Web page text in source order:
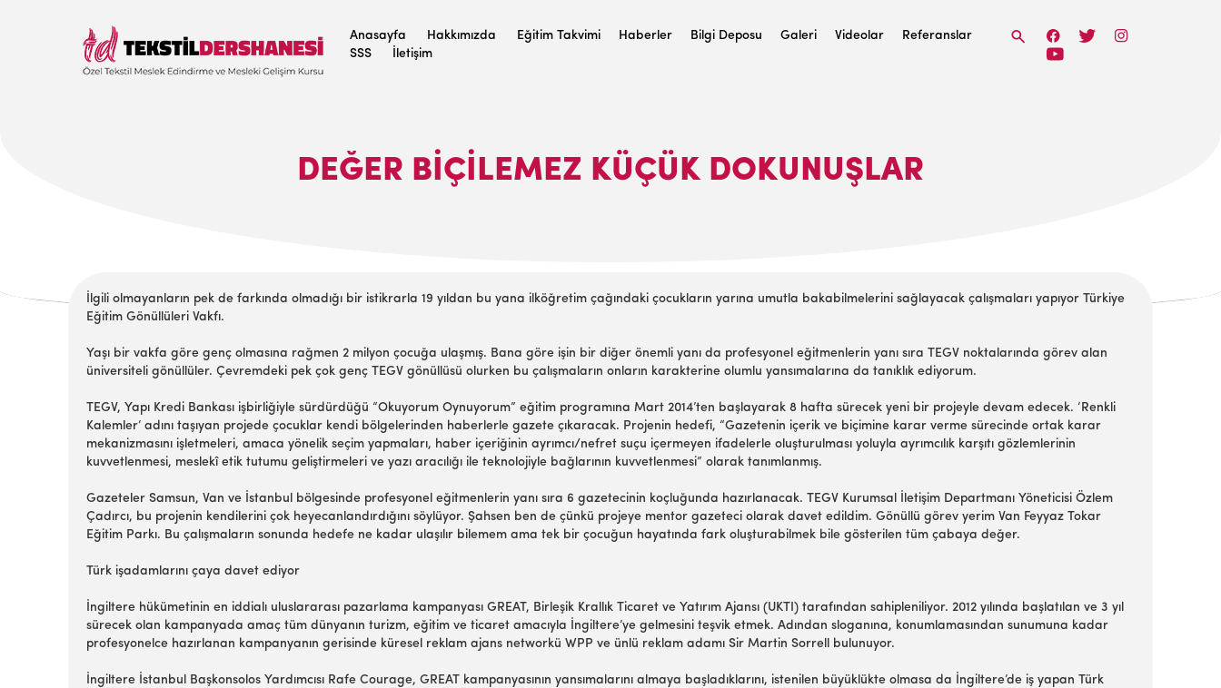
Anasayfa Hakkımızda Eğitim Takvimi Haberler Bilgi Deposu Galeri Videolar
Referanslar
SSS
İletişim
DEĞER BIÇILEMEZ KÜÇÜK DOKUNUŞLAR
İlgili olmayanların pek de farkında olmadığı bir istikrarla 19 yıldan bu yana ilköğretim çağındaki çocukların yarına umutla bakabilmelerini sağlayacak çalışmaları yapıyor Türkiye
Eğitim Gönüllüleri Vakfı.
Yaşı bir vakfa göre genç olmasına rağmen 2 milyon çocuğa ulaşmış. Bana göre işin bir diğer önemli yanı da profesyonel eğitmenlerin yanı sıra TEGV noktalarında görev alan
üniversiteli gönüllüler. Çevremdeki pek çok genç TEGV gönüllüsü olurken bu çalışmaların onların karakterine olumlu yansımalarına da tanıklık ediyorum.
TEGV, Yapı Kredi Bankası işbirliğiyle sürdürdüğü “Okuyorum Oynuyorum” eğitim programına Mart 2014’ten başlayarak 8 hafta sürecek yeni bir projeyle devam edecek. ‘Renkli
Kalemler’ adını taşıyan projede çocuklar kendi bölgelerinden haberlerle gazete çıkaracak. Projenin hedefi, “Gazetenin içerik ve biçimine karar verme sürecinde ortak karar
mekanizmasını işletmeleri, amaca yönelik seçim yapmaları, haber içeriğinin ayrımcı/nefret suçu içermeyen ifadelerle oluşturulması yoluyla ayrımcılık karşıtı gözlemlerinin
kuvvetlenmesi, meslekî etik tutumu geliştirmeleri ve yazı aracılığı ile teknolojiyle bağlarının kuvvetlenmesi” olarak tanımlanmış.
Gazeteler Samsun, Van ve İstanbul bölgesinde profesyonel eğitmenlerin yanı sıra 6 gazetecinin koçluğunda hazırlanacak. TEGV Kurumsal İletişim Departmanı Yöneticisi Özlem
Çadırcı, bu projenin kendilerini çok heyecanlandırdığını söylüyor. Şahsen ben de çünkü projeye mentor gazeteci olarak davet edildim. Gönüllü görev yerim Van Feyyaz Tokar
Eğitim Parkı. Bu çalışmaların sonunda hedefe ne kadar ulaşılır bilemem ama tek bir çocuğun hayatında fark oluşturabilmek bile gösterilen tüm çabaya değer.
Türk işadamlarını çaya davet ediyor
İngiltere hükümetinin en iddialı uluslararası pazarlama kampanyası GREAT, Birleşik Krallık Ticaret ve Yatırım Ajansı (UKTI) tarafından sahipleniliyor. 2012 yılında başlatılan ve 3 yıl
sürecek olan kampanyada amaç tüm dünyanın turizm, eğitim ve ticaret amacıyla İngiltere’ye gelmesini teşvik etmek. Adından sloganına, konumlamasından sunumuna kadar
profesyonelce hazırlanan kampanyanın gerisinde küresel reklam ajans networkü WPP ve ünlü reklam adamı Sir Martin Sorrell bulunuyor.
İngiltere İstanbul Başkonsolos Yardımcısı Rafe Courage, GREAT kampanyasının yansımalarını almaya başladıklarını, istenilen büyüklükte olmasa da İngiltere’de iş yapan Türk